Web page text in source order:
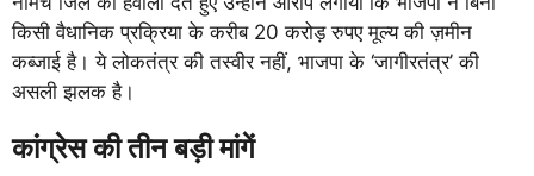
किसी वैधानिक प्रक्रिया के करीब 20 करोड़ रुपए मूल्य की ज़मीन
कब्जाई है। ये लोकतंत्र की तस्वीर नहीं, भाजपा के ‘जागीरतंत्र’ की
असली झलक है।
कांग्रेस की तीन बड़ी मांगें